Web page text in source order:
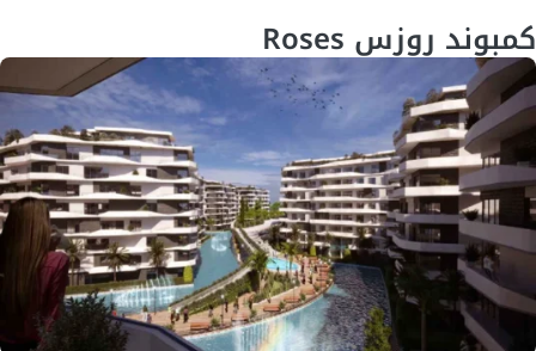
كمبوند روزس Roses